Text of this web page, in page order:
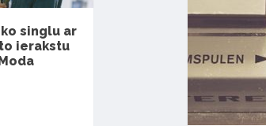
singlu ar
ierakstu